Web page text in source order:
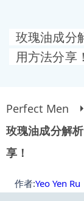
玫瑰油成分
用方法分享！
Perfect Men
玫瑰油成分解
享！
作者:Yeo Yen Ru